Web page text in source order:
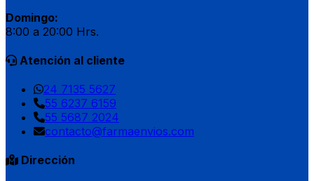
Domingo:
8:00 a 20:00 Hrs.
Atención al cliente
24 7135 5627
55 6237 6159
55 5687 2024
contacto@farmaenvios.com
Dirección